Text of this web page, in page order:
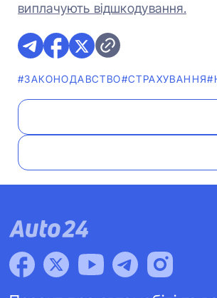
виплачують відшкодування.
#ЗАКОНОДАВСТВО#СТРАХУВАННЯ